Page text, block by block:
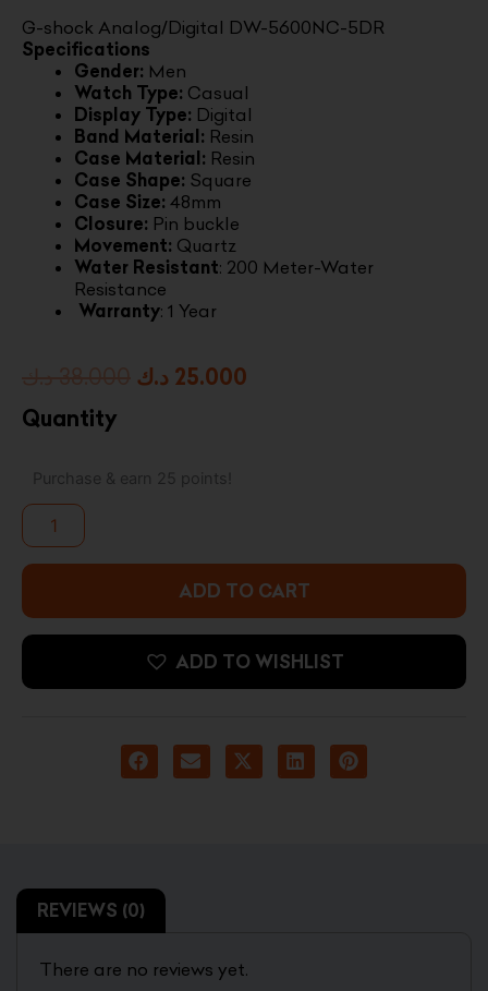
G-shock Analog/Digital DW-5600NC-5DR
Specifications
Gender: Men
Watch Type: Casual
Display Type: Digital
Band Material: Resin
Case Material: Resin
Case Shape: Square
Case Size: 48mm
Closure: Pin buckle
Movement: Quartz
Water Resistant: 200 Meter-Water
Resistance
Warranty: 1 Year
Original
25.000 د.ك
Quantity
Purchase & earn 25 points!
shock
Analog/Digital
5600NC-
5DR
ADD TO CART
ADD TO WISHLIST
REVIEWS (0)
There are no reviews yet.